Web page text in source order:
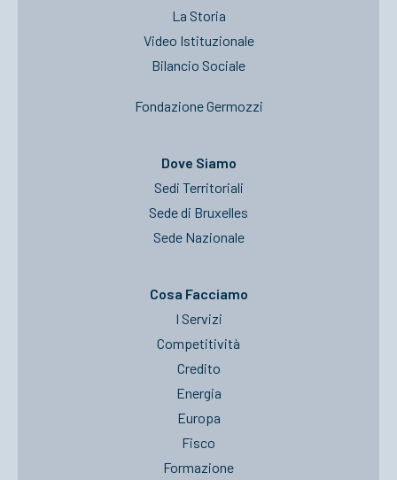
La Storia
Video Istituzionale
Bilancio Sociale
Fondazione Germozzi
Dove Siamo
Sedi Territoriali
Sede di Bruxelles
Sede Nazionale
Cosa Facciamo
I Servizi
Competitività
Credito
Energia
Europa
Fisco
Formazione